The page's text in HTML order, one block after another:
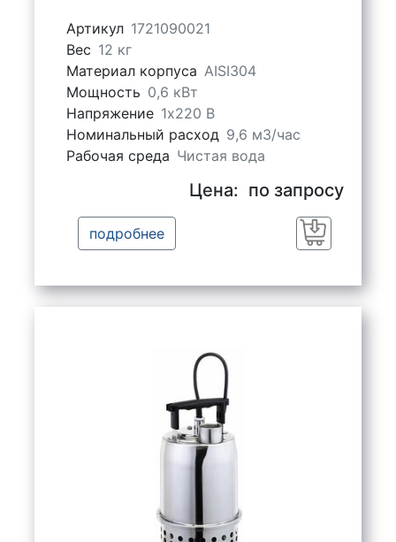
Артикул 1721090021
Вес 12 кг
Материал корпуса AISI304
Мощность 0,6 кВт
Напряжение 1х220 В
Номинальный расход 9,6 м3/час
Рабочая среда Чистая вода
Цена: по запросу
подробнее
Заказать